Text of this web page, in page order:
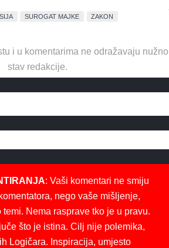
SUROGAT MAJKE ZAKON
i u komentarima ne odražavaju nužno
stav redakcije.
: Vaši komentari ne smiju
nego vaše mišljenje,
Nema rasprave tko je u pravu.
što je istina. Cilj nije polemika,
Logičara. Inspiracija, umjesto